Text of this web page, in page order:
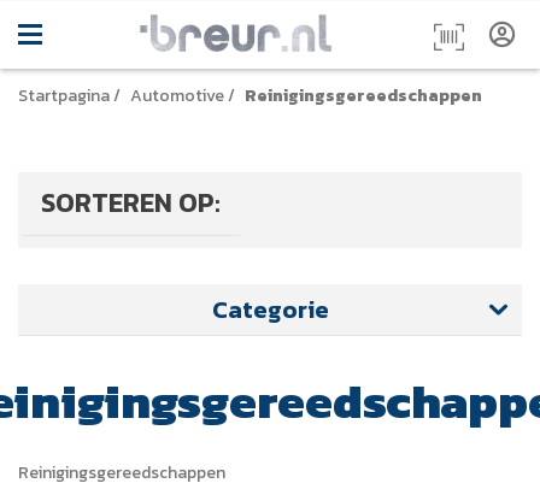
Startpagina/ Automotive/ Reinigingsgereedschappen
SORTEREN OP:
Categorie
Reinigingsgereedschappen